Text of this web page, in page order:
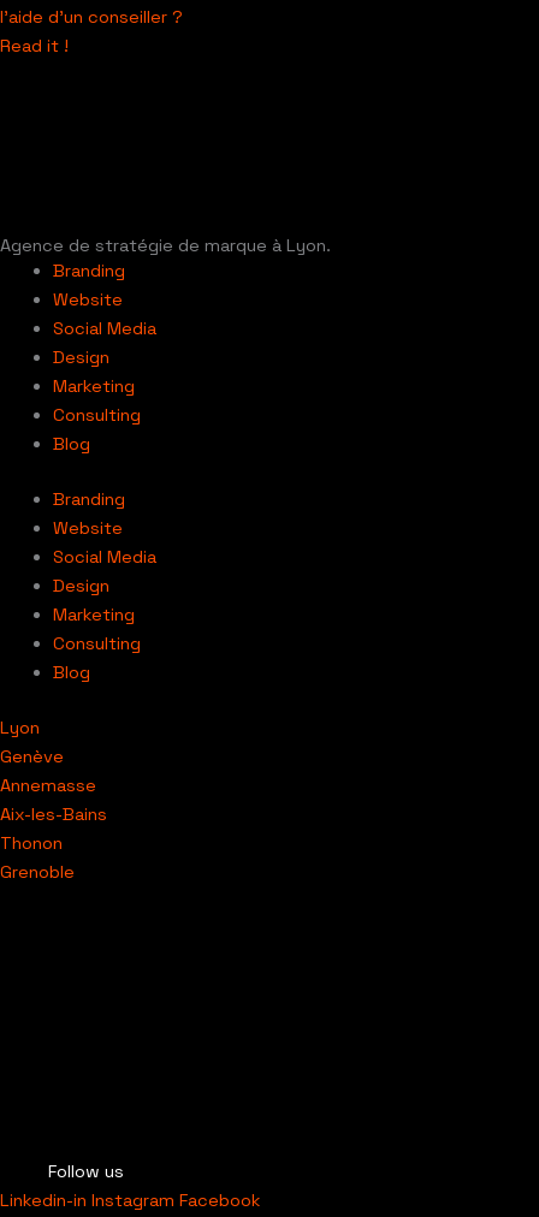
l’aide d’un conseiller ?
Read it !
Agence de stratégie de marque à Lyon.
Branding
Website
Social Media
Design
Marketing
Consulting
Blog
Branding
Website
Social Media
Design
Marketing
Consulting
Blog
Lyon
Genève
Annemasse
Aix-les-Bains
Thonon
Grenoble
Follow us
Linkedin-in Instagram Facebook